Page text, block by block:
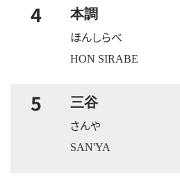
4 本調
ほんしらべ
HON SIRABE
5 三谷
さんや
SAN'YA